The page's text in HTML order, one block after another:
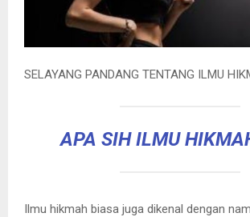
SELAYANG PANDANG TENTANG ILMU
APA SIH ILMU
Ilmu hikmah biasa juga dikenal dengan